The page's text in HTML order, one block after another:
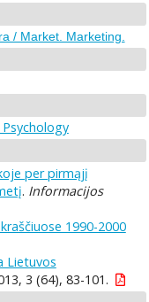
/ Market. Marketing.
per pirmąjį
. Informacijos
1990-2000
Lietuvos
3 (64), 83-101.